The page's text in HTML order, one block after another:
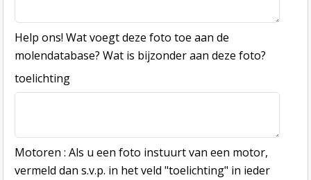
Help ons! Wat voegt deze foto toe aan de
molendatabase? Wat is bijzonder aan deze foto?
toelichting
Motoren : Als u een foto instuurt van een motor,
vermeld dan s.v.p. in het veld "toelichting" in ieder